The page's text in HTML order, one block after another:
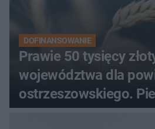
DOFINANSOWANIE
Prawie 50 tysięcy
województwa dla
ostrzeszowskiego.
do czterech